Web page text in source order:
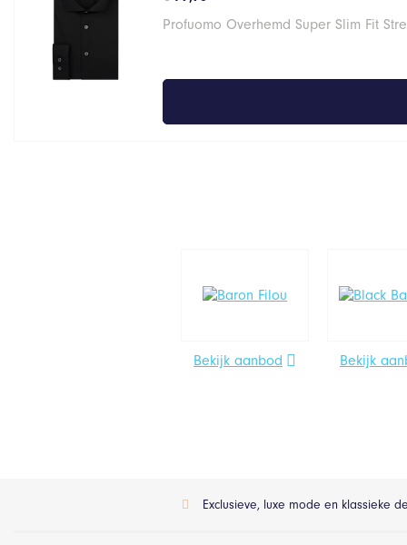
Profuomo Overhemd Super Slim Fit
Bekijk aanbod Bekijk
Exclusieve, luxe mode en klassieke